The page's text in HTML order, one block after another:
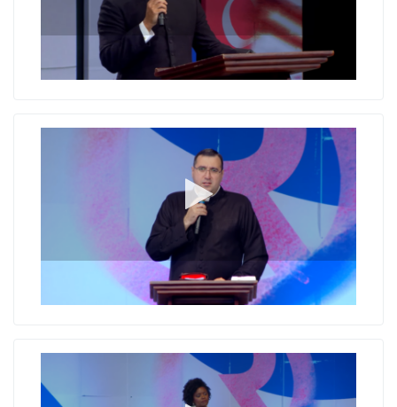
Modo automático
Moldados: Por Deus ou pelo mundo?